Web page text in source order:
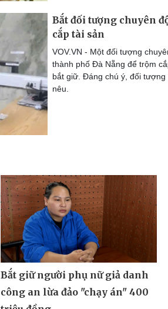
Bắt đối tượng chuyên
cắp tài sản
VOV.VN - Một đối tượng
thành phố Đà Nẵng để trộm
bắt giữ. Đáng chú ý, đối
nêu.
Bắt giữ người phụ nữ giả danh
công an lừa đảo "chạy án" 400